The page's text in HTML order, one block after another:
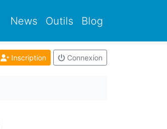
News Outils Blog
Inscription Connexion